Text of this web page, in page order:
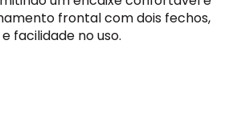
frontal com dois fechos,
facilidade no uso.